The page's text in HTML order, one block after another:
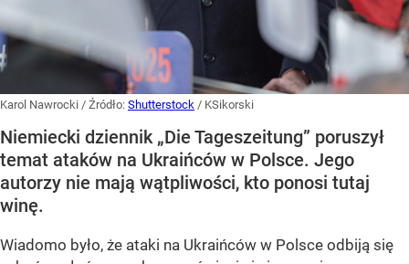
Karol Nawrocki / Źródło: Shutterstock / KSikorski
Niemiecki dziennik „Die Tageszeitung” poruszył
temat ataków na Ukraińców w Polsce. Jego
autorzy nie mają wątpliwości, kto ponosi tutaj
winę.
Wiadomo było, że ataki na Ukraińców w Polsce odbiją się